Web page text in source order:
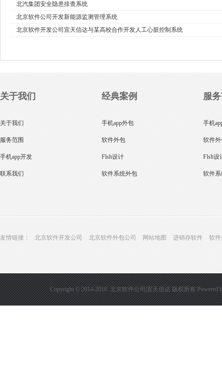
北汽集团安全隐患排查系统
北京软件公司开发新能源监测管理系统
北京软件开发公司宜天信达与某高校合作开发人工心脏控制系统
关于我们
关于我们
服务范围
手机app开发
联系我们
经典案例
手机app外包
软件外包
Flsh设计
软件系统外包
服
手机
软件
Flsh设
软件
友情链接： 北京软件开发公司 北京软件外包公司 网站地图 进销存软件 软
Copyright © 2014-2018. 北京软件公司|宜天信达 版权所有Powered